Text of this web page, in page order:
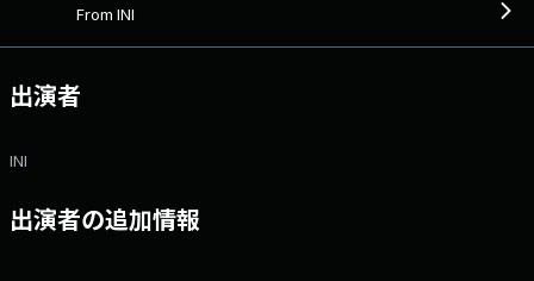
ンバーが紹介されるのか？ ▲リスナーからメッセージも募集していま
くださいね。 番組Webサイト：
https://audee.jp/program/show/59121 メッセージフォーム：
https://audee.jp/program/show/59121 メッセージフォーム：
Xアカウントは「@From_INI」
From INI
出演者
INI
出演者の追加情報